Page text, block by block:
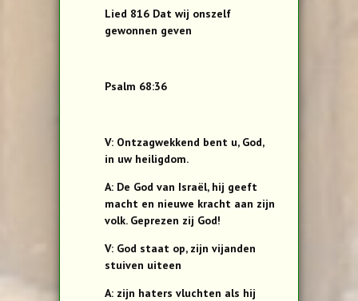
Lied 816 Dat wij onszelf
gewonnen geven
Psalm 68:36
V: Ontzagwekkend bent u, God,
in uw heiligdom.
A: De God van Israël, hij geeft
macht en nieuwe kracht aan zijn
volk. Geprezen zij God!
V: God staat op, zijn vijanden
stuiven uiteen
A: zijn haters vluchten als hij